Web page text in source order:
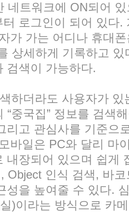
네트워크에 ON되어
터 로그인이 되어 있다
가 가는 어디나 휴대
상세하게 기록하고
검색이 가능하다.
하더라도 사용자가
“중국집” 정보를 검색
리고 관심사를 기준으
바일은 PC와 달리 마
내장되어 있으며 쉽게
Object 인식 검색, 바
성을 높여줄 수 있다.
)이라는 방식으로 카